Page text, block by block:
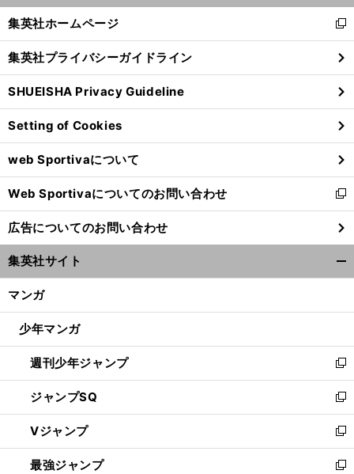
閉
る
集英社ホームページ
新
し
い
ウ
ィ
ン
ド
ウ
で
開
く
集英社プライバシーガイドライン
SHUEISHA Privacy Guideline
Setting of Cookies
web Sportivaについて
Web Sportivaについてのお問い合わせ
新
し
い
ウ
ィ
ン
ウ
開
く
広告についてのお問い合わせ
集英社サイト
マンガ
少年マンガ
週刊少年ジャンプ
新
し
い
ウ
ィ
ン
ド
ジャンプSQ
新
し
い
ウ
ィ
Vジャンプ
新
し
い
最強ジャンプ
新